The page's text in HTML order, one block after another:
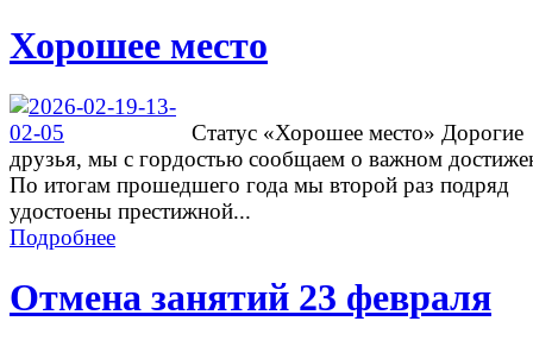
Хорошее место
Cтатус «Хорошее место» Дорогие
друзья, мы с гордостью сообщаем о важном
По итогам прошедшего года мы второй раз подряд
удостоены престижной...
Подробнее
Отмена занятий 23 февраля